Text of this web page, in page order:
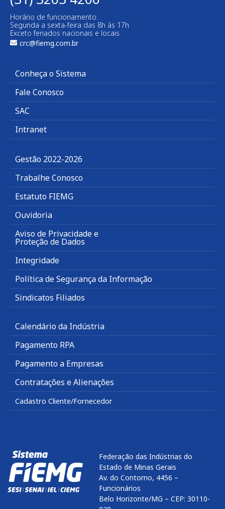
Horário de funcionamento:
Segunda a sexta-feira das 8h às 17h
Exceto feriados nacionais e locais.
crc@fiemg.com.br
Conheça o Sistema
Fale Conosco
SAC
Intranet
Gestão 2022-2026
Trabalhe Conosco
Estatuto FIEMG
Ouvidoria
Aviso de Privacidade e
Proteção de Dados
Integridade
Política de Segurança da Informação
Sindicatos Filiados
Calendário da Indústria
Pagamento RPA
Pagamento a Empresas
Contratações e Alienações
Cadastro Cliente/Fornecedor
Federação das Indústrias do
Estado de Minas Gerais
Av. do Contorno, 4456 –
Funcionários
Belo Horizonte/MG – CEP: 30110-